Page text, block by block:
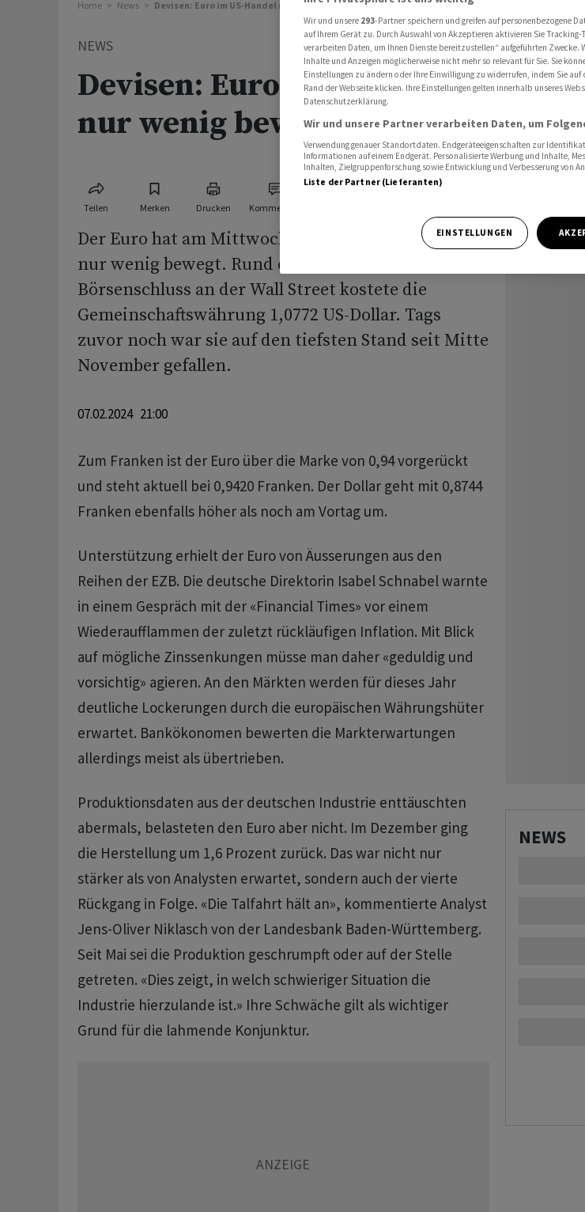
Home News Devisen: Euro im US-Handel nur wenig bewegt
NEWS
Devisen: Euro im US-Handel
nur wenig bewegt
Teilen Merken Drucken Kommentare
Der Euro hat am Mittwoch im US-Handelsverlauf
nur wenig bewegt. Rund eine Stunde vor dem
Börsenschluss an der Wall Street kostete die
Gemeinschaftswährung 1,0772 US-Dollar. Tags
zuvor noch war sie auf den tiefsten Stand seit Mitte
November gefallen.
07.02.2024 21:00
Zum Franken ist der Euro über die Marke von 0,94 vorgerückt
und steht aktuell bei 0,9420 Franken. Der Dollar geht mit 0,8744
Franken ebenfalls höher als noch am Vortag um.
Unterstützung erhielt der Euro von Äusserungen aus den
Reihen der EZB. Die deutsche Direktorin Isabel Schnabel warnte
in einem Gespräch mit der «Financial Times» vor einem
Wiederaufflammen der zuletzt rückläufigen Inflation. Mit Blick
auf mögliche Zinssenkungen müsse man daher «geduldig und
vorsichtig» agieren. An den Märkten werden für dieses Jahr
deutliche Lockerungen durch die europäischen Währungshüter
erwartet. Bankökonomen bewerten die Markterwartungen
allerdings meist als übertrieben.
Produktionsdaten aus der deutschen Industrie enttäuschten
abermals, belasteten den Euro aber nicht. Im Dezember ging
die Herstellung um 1,6 Prozent zurück. Das war nicht nur
stärker als von Analysten erwartet, sondern auch der vierte
Rückgang in Folge. «Die Talfahrt hält an», kommentierte Analyst
Jens-Oliver Niklasch von der Landesbank Baden-Württemberg.
Seit Mai sei die Produktion geschrumpft oder auf der Stelle
getreten. «Dies zeigt, in welch schwieriger Situation die
Industrie hierzulande ist.» Ihre Schwäche gilt als wichtiger
Grund für die lahmende Konjunktur.
NEWS
Wir und unsere 293-Partner speichern und greifen auf personenbezogene
auf Ihrem Gerät zu. Durch Auswahl von Akzeptieren aktivieren Sie
verarbeiten Daten, um Ihnen Dienste bereitzustellen“ aufgeführten
Inhalte und Anzeigen möglicherweise nicht mehr so relevant für Sie. Sie
Einstellungen zu ändern oder Ihre Einwilligung zu widerrufen, indem Sie
Rand der Webseite klicken. Ihre Einstellungen gelten innerhalb unseres
Datenschutzerklärung.
Wir und unsere Partner verarbeiten Daten, um
Verwendung genauer Standortdaten. Endgeräteeigenschaften zur
Informationen auf einem Endgerät. Personalisierte Werbung und Inhalte,
Inhalten, Zielgruppenforschung sowie Entwicklung und Verbesserung von
Liste der Partner (Lieferanten)
EINSTELLUNGEN